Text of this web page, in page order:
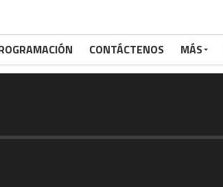
CONTÁCTENOS MÁS